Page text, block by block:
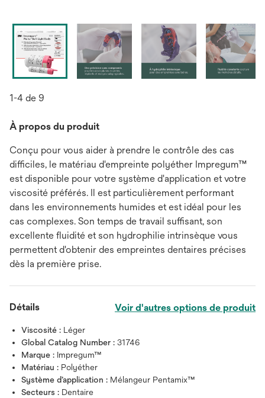
1-4 de 9
À propos du produit
Conçu pour vous aider à prendre le contrôle des cas
difficiles, le matériau d'empreinte polyéther Impregum™
est disponible pour votre système d'application et votre
viscosité préférés. Il est particulièrement performant
dans les environnements humides et est idéal pour les
cas complexes. Son temps de travail suffisant, son
excellente fluidité et son hydrophilie intrinsèque vous
permettent d'obtenir des empreintes dentaires précises
dès la première prise.
Détails Voir d'autres options de produit
Viscosité : Léger
Global Catalog Number : 31746
Marque : Impregum™
Matériau : Polyéther
Système d’application : Mélangeur Pentamix™
Secteurs : Dentaire